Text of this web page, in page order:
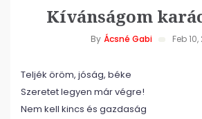
Kívánságom
By Ácsné Gabi Feb 10,
Teljék öröm, jóság, béke
Szeretet legyen már végre!
Nem kell kincs és gazdaság